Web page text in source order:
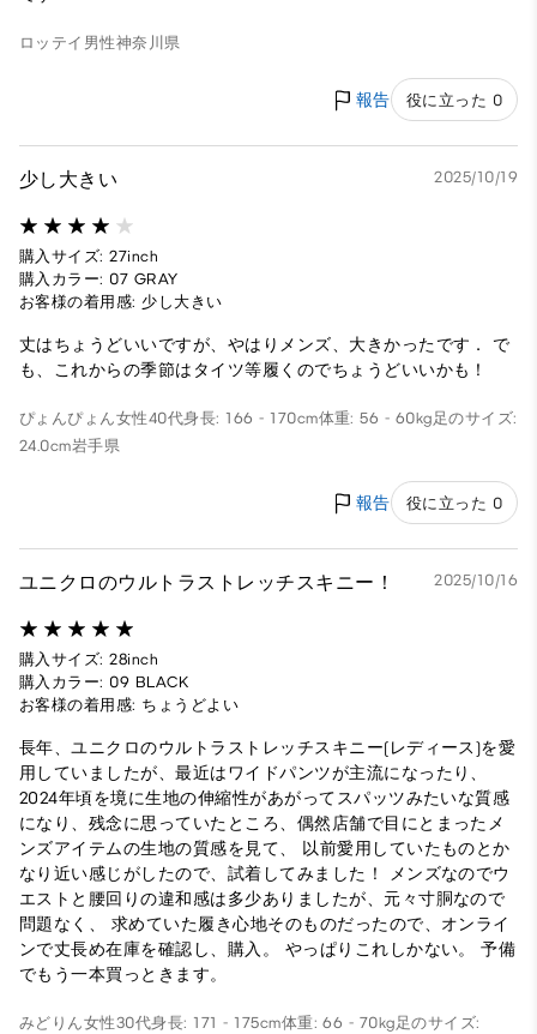
ロッテイ 男性神奈川県
報告 役に立った 0
少し大きい 2025/10/19
購入サイズ: 27inch
購入カラー: 07 GRAY
お客様の着用感: 少し大きい
丈はちょうどいいですが、やはりメンズ、大きかったです． で
も、これからの季節はタイツ等履くのでちょうどいいかも！
ぴょんぴょん女性40代身長: 166 - 170cm体重: 56 - 60kg足のサイズ:
24.0cm岩手県
報告 役に立った 0
ユニクロのウルトラストレッチスキニー！ 2025/10/16
購入サイズ: 28inch
購入カラー: 09 BLACK
お客様の着用感: ちょうどよい
長年、ユニクロのウルトラストレッチスキニー(レディース)を愛
用していましたが、最近はワイドパンツが主流になったり、
2024年頃を境に生地の伸縮性があがってスパッツみたいな質感
になり、残念に思っていたところ、偶然店舗で目にとまったメ
ンズアイテムの生地の質感を見て、 以前愛用していたものとか
なり近い感じがしたので、試着してみました！ メンズなのでウ
エストと腰回りの違和感は多少ありましたが、元々寸胴なので
問題なく、 求めていた履き心地そのものだったので、オンライ
ンで丈長め在庫を確認し、購入。 やっぱりこれしかない。 予備
でもう一本買っときます。
みどりん女性30代身長: 171 - 175cm体重: 66 - 70kg足のサイズ: